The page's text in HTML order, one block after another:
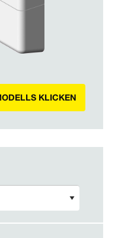
KLICKEN